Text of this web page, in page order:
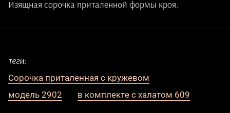
Изящная сорочка приталенной формы кроя.
теги:
Сорочка приталенная с кружевом
модель 2902
в комплекте с халатом 609